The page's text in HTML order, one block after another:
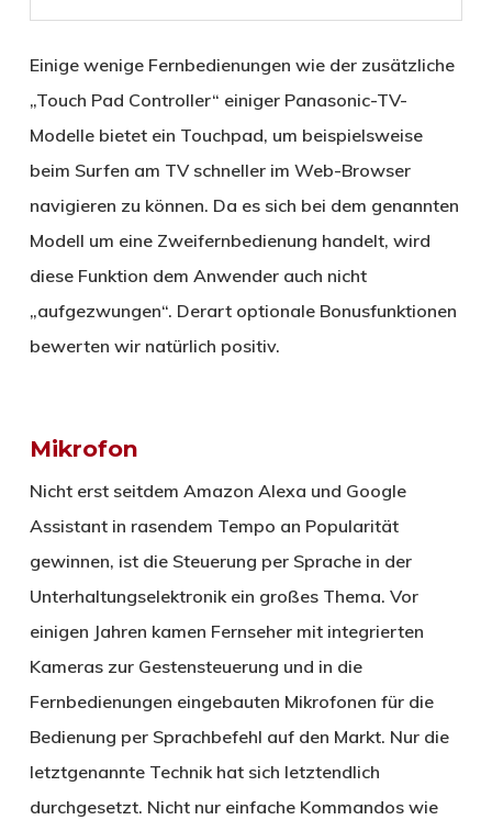
Einige wenige Fernbedienungen wie der zusätzliche
„Touch Pad Controller“ einiger Panasonic-TV-
Modelle bietet ein Touchpad, um beispielsweise
beim Surfen am TV schneller im Web-Browser
navigieren zu können. Da es sich bei dem genannten
Modell um eine Zweifernbedienung handelt, wird
diese Funktion dem Anwender auch nicht
„aufgezwungen“. Derart optionale Bonusfunktionen
bewerten wir natürlich positiv.
Mikrofon
Nicht erst seitdem Amazon Alexa und Google
Assistant in rasendem Tempo an Popularität
gewinnen, ist die Steuerung per Sprache in der
Unterhaltungselektronik ein großes Thema. Vor
einigen Jahren kamen Fernseher mit integrierten
Kameras zur Gestensteuerung und in die
Fernbedienungen eingebauten Mikrofonen für die
Bedienung per Sprachbefehl auf den Markt. Nur die
letztgenannte Technik hat sich letztendlich
durchgesetzt. Nicht nur einfache Kommandos wie